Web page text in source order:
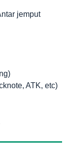
jemput
ATK, etc)